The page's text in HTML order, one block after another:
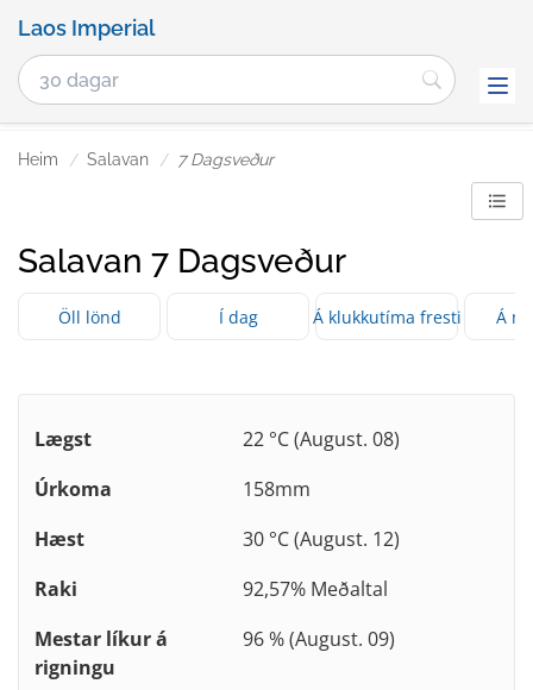
Laos Imperial
Heim Salavan 7 Dagsveður
Salavan 7 Dagsveður
Öll lönd Í dag Á klukkutíma fresti Á
Lægst
22 °C (August. 08)
Úrkoma
158mm
Hæst
30 °C (August. 12)
Raki
92,57% Meðaltal
Mestar líkur á
rigningu
96 % (August. 09)